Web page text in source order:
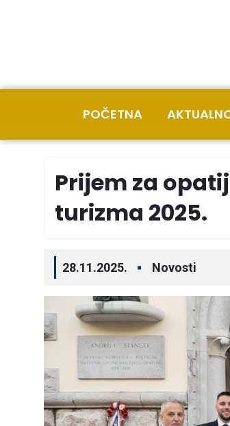
POČETNA
Prijem za
turizma 2025.
28.11.2025. Novosti